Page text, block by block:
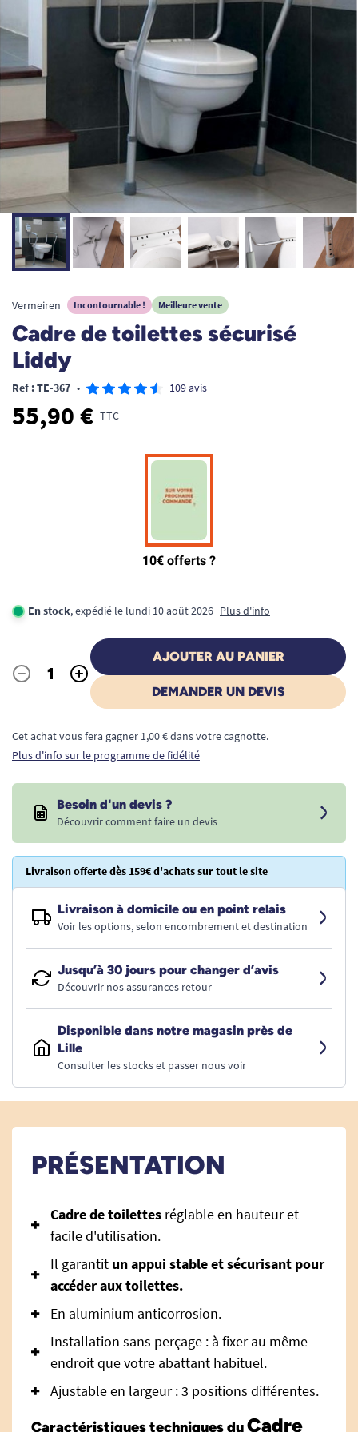
Vermeiren Incontournable ! Meilleure vente
Cadre de toilettes sécurisé
Liddy
Ref : TE-367 • 109 avis
55,90 € TTC
En stock, expédié le lundi 10 août 2026 Plus d'info
Quantité
- +
AJOUTER AU PANIER
DEMANDER UN DEVIS
Cet achat vous fera gagner 1,00 € dans votre cagnotte.
Plus d'info sur le programme de fidélité
Besoin d'un devis ?
Découvrir comment faire un devis
Livraison offerte dès 159€ d'achats sur tout le site
Livraison à domicile ou en point relais
Voir les options, selon encombrement et destination
Jusqu’à 30 jours pour changer d’avis
Découvrir nos assurances retour
Disponible dans notre magasin près de
Lille
Consulter les stocks et passer nous voir
PRÉSENTATION
Cadrede toilettes réglable en hauteur et
facile d'utilisation.
Il garantit un appui stable et sécurisant pour
accéder aux toilettes.
En aluminium anticorrosion.
Installation sans perçage : à fixer au même
endroit que votre abattant habituel.
Ajustable en largeur : 3 positions différentes.
Caractéristiques techniques duCadre